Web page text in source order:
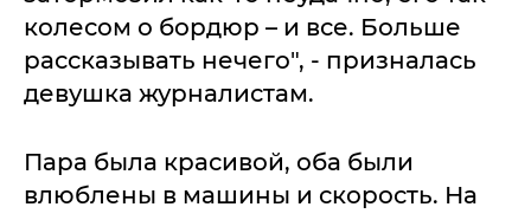
колесом о бордюр – и все. Больше
рассказывать нечего", - призналась
девушка журналистам.
Пара была красивой, оба были
влюблены в машины и скорость. На